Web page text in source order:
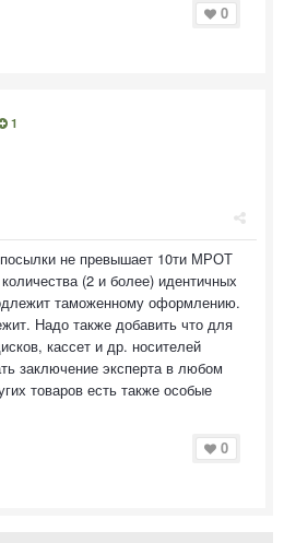
0
1
не превышает 10ти МРОТ
(2 и более) идентичных
таможенному оформлению.
Надо также добавить что для
кассет и др. носителей
заключение эксперта в любом
товаров есть также особые
0